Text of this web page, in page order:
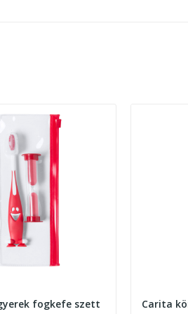
fogkefe szett